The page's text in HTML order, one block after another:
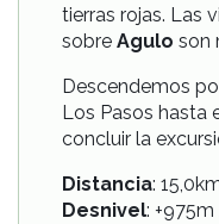
tierras rojas. Las
sobre Agulo son
Descendemos
Los Pasos hasta
concluir la
Distancia:
Desnivel: